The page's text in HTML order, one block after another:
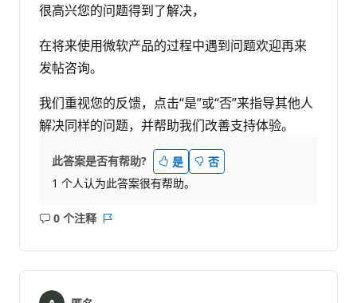
很高兴您的问题得到了解决，
在将来使用微软产品的过程中遇到问题欢迎再来
发帖咨询。
我们重视您的反馈，点击“是”或“否”来指导其他人
解决同样的问题，并帮助我们改善支持体验。
此答案是否有帮助? 是
否
1 个人认为此答案很有帮助。
0 个注释
无